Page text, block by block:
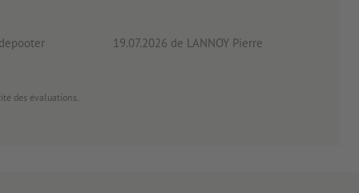
19.07.2026 de LANNOY Pierre
des évaluations.